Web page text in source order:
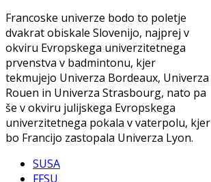
Francoske univerze bodo to poletje
dvakrat obiskale Slovenijo, najprej v
okviru Evropskega univerzitetnega
prvenstva v badmintonu, kjer
tekmujejo Univerza Bordeaux, Univerza
Rouen in Univerza Strasbourg, nato pa
še v okviru julijskega Evropskega
univerzitetnega pokala v vaterpolu, kjer
bo Francijo zastopala Univerza Lyon.
SUSA
FFSU